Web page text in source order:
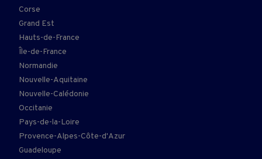
Corse
Grand Est
Hauts-de-France
Île-de-France
Normandie
Nouvelle-Aquitaine
Nouvelle-Calédonie
Occitanie
Pays-de-la-Loire
Provence-Alpes-Côte-d'Azur
Guadeloupe